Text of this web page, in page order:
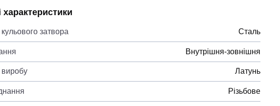
характеристики
затвора Сталь
Внутрішня-зовнішня
виробу Латунь
Різьбове